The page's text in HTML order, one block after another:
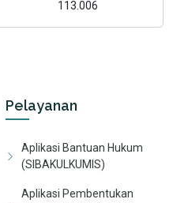
113.006
Pelayanan
Aplikasi Bantuan Hukum
(SIBAKULKUMIS)
Aplikasi Pembentukan